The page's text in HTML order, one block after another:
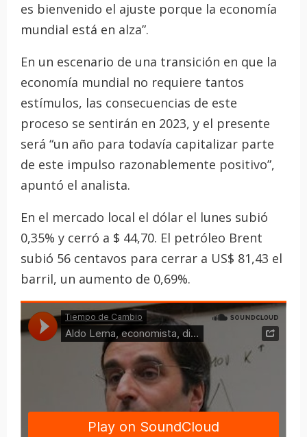
es bienvenido el ajuste porque la economía
mundial está en alza”.
En un escenario de una transición en que la
economía mundial no requiere tantos
estímulos, las consecuencias de este
proceso se sentirán en 2023, y el presente
será “un año para todavía capitalizar parte
de este impulso razonablemente positivo”,
apuntó el analista.
En el mercado local el dólar el lunes subió
0,35% y cerró a $ 44,70. El petróleo Brent
subió 56 centavos para cerrar a US$ 81,43 el
barril, un aumento de 0,69%.